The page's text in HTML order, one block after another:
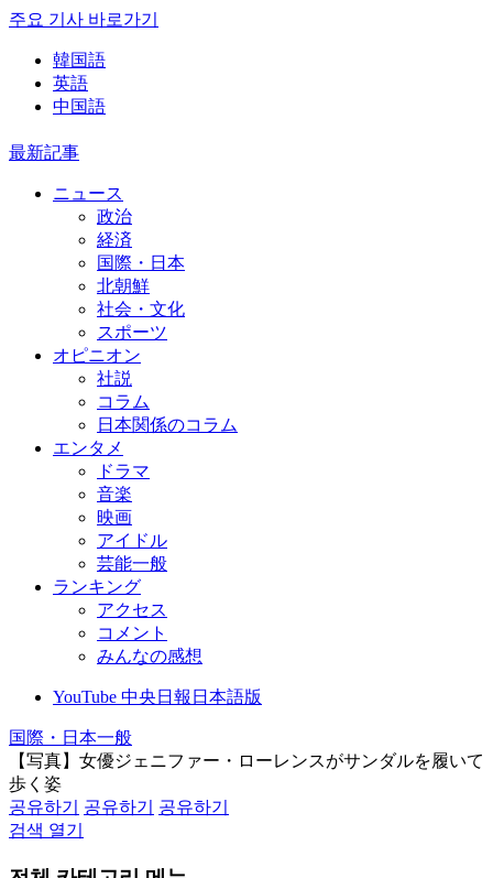
주요 기사 바로가기
韓国語
英語
中国語
最新記事
ニュース
政治
経済
国際・日本
北朝鮮
社会・文化
スポーツ
オピニオン
社説
コラム
日本関係のコラム
エンタメ
ドラマ
音楽
映画
アイドル
芸能一般
ランキング
アクセス
コメント
みんなの感想
YouTube 中央日報日本語版
国際・日本一般
【写真】女優ジェニファー・ローレンスがサンダルを履いて
歩く姿
공유하기
공유하기
공유하기
검색 열기